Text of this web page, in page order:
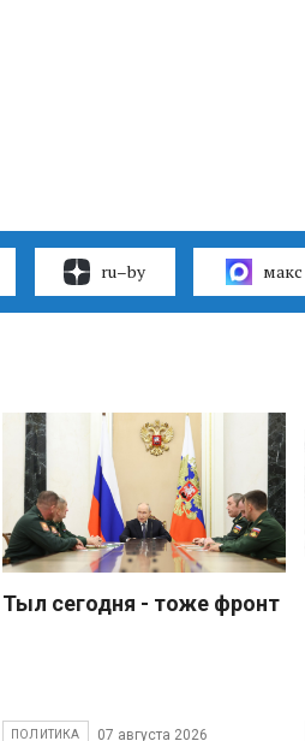
ru–by макс
Тыл сегодня - тоже фронт
ПОЛИТИКА 07 августа 2026